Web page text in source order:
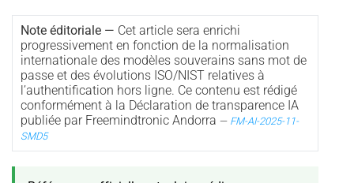
Note éditoriale — Cet article sera enrichi
progressivement en fonction de la normalisation
internationale des modèles souverains sans mot de
passe et des évolutions ISO/NIST relatives à
l’authentification hors ligne. Ce contenu est rédigé
conformément à la Déclaration de transparence IA
publiée par Freemindtronic Andorra — FM-AI-2025-11-
SMD5